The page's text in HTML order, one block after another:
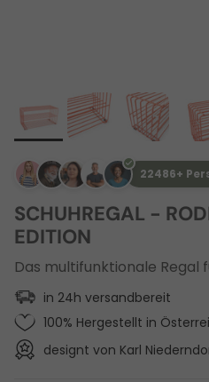
22486+
SCHUHREGAL -
EDITION
Das multifunktionale Regal
in 24h versandbereit
100% Hergestellt in
designt von Karl